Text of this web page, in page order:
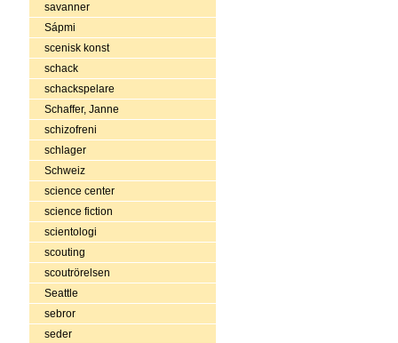
savanner
Sápmi
scenisk konst
schack
schackspelare
Schaffer, Janne
schizofreni
schlager
Schweiz
science center
science fiction
scientologi
scouting
scoutrörelsen
Seattle
sebror
seder